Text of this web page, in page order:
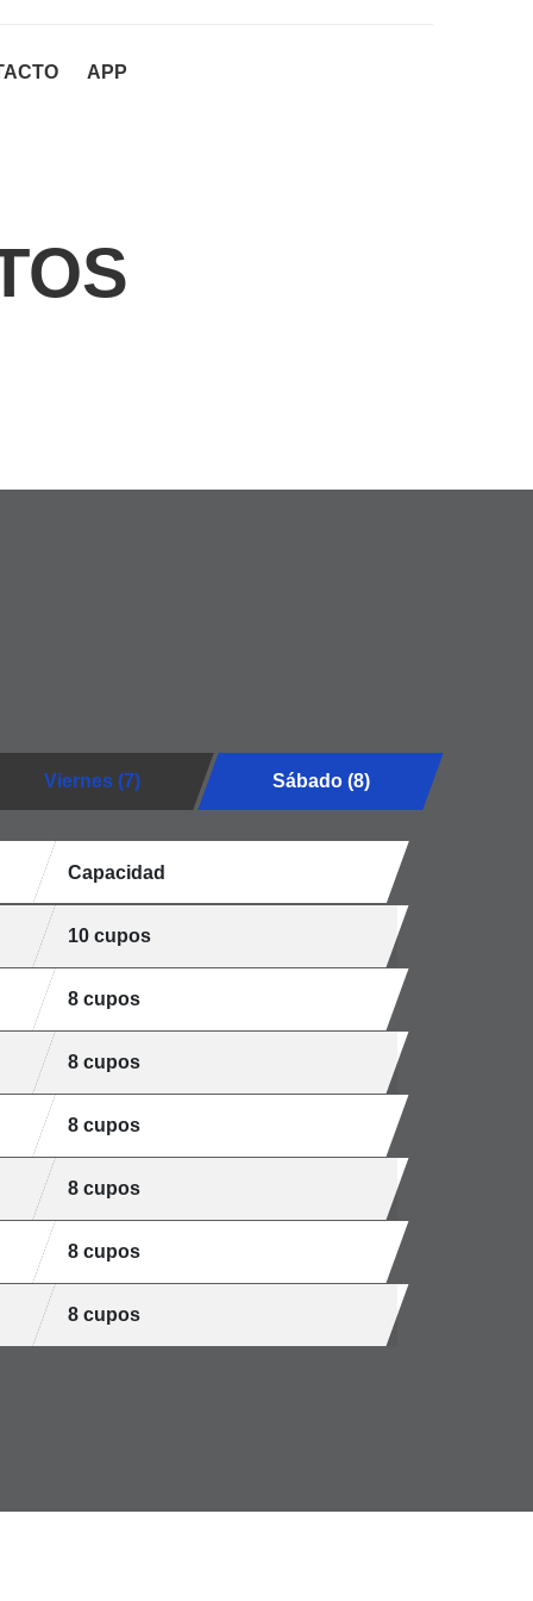
APP
Viernes (7) Sábado (8)
Capacidad
10 cupos
8 cupos
8 cupos
8 cupos
8 cupos
8 cupos
8 cupos